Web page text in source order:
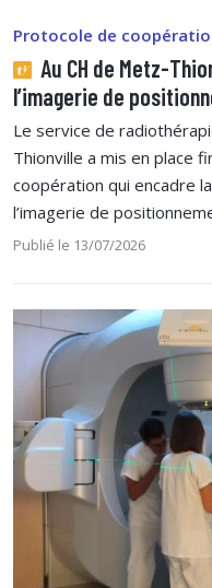
Protocole de
Au CH de Metz-
l’imagerie de
Le service de
Thionville a mis en place
coopération qui encadre
l’imagerie de
Publié le 13/07/2026